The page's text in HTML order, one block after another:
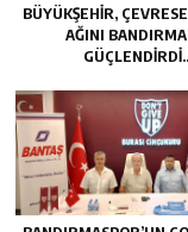
BÜYÜKŞEHİR,
AĞINI